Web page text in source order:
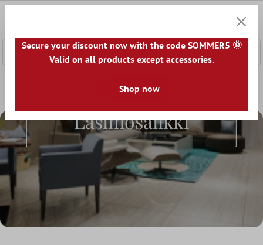
Laattojen Liimaa
Lasilaatat Ja
Lasimosaiikki
Secure your discount now with the code SOMMER5 🌞
Valid on all products except accessories.
Shop now